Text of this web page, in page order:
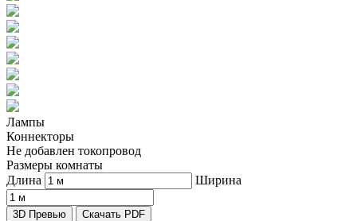
Лампы
Коннекторы
Не добавлен токопровод
Размеры комнаты
Длина
Ширина
3D Превью Скачать PDF